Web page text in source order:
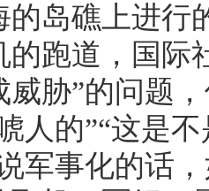
的岛礁上进行
的跑道，国际
胁”的问题
人的”“这是
军事化的话